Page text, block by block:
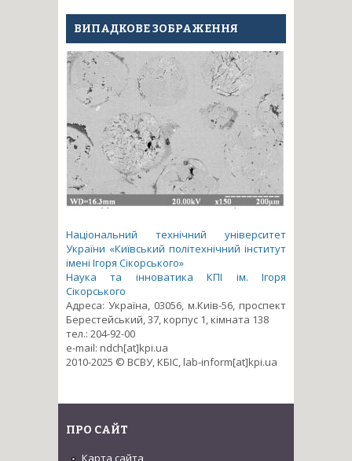
ВИПАДКОВЕ ЗОБРАЖЕННЯ
Національний технічний університет
України «Київський політехнічний інститут
імені Ігоря Сікорського»
Наука та інноватика КПІ ім. Ігоря
Сікорського
Адреса: Україна, 03056, м.Київ-56, проспект
Берестейський, 37, корпус 1, кімната 138
тел.: 204-92-00
e-mail: ndch[at]kpi.ua
2010-2025 © ВСВУ, КБІС, lab-inform[at]kpi.ua
ПРО САЙТ
Карта сайта